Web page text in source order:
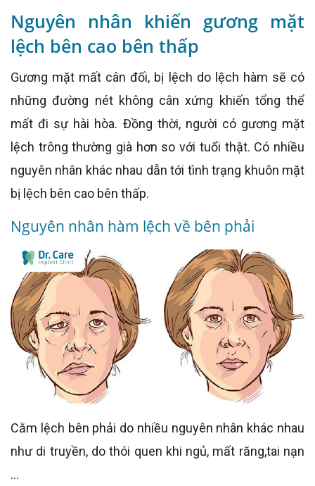
Nguyên nhân khiến gương mặt
lệch bên cao bên thấp
Gương mặt mất cân đối, bị lệch do lệch hàm sẽ có
những đường nét không cân xứng khiến tổng thể
mất đi sự hài hòa. Đồng thời, người có gương mặt
lệch trông thường già hơn so với tuổi thật. Có nhiều
nguyên nhân khác nhau dẫn tới tình trạng khuôn mặt
bị lệch bên cao bên thấp.
Nguyên nhân hàm lệch về bên phải
Cằm lệch bên phải do nhiều nguyên nhân khác nhau
như di truyền, do thói quen khi ngủ, mất răng,tai nạn
…